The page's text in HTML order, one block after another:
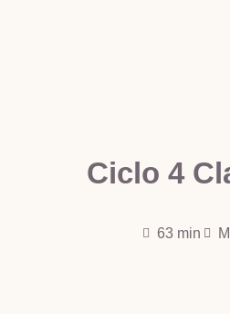
Ciclo 4
63 min